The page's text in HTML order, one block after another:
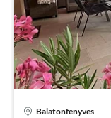
Balatonfenyves